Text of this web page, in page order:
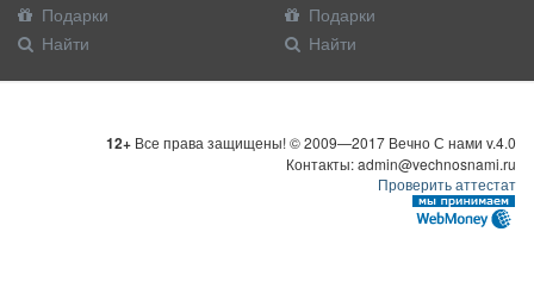
Подарки
Найти
Подарки
Найти
12+ Все права защищены! © 2009—2017 Вечно С нами v.4.0
Контакты: admin@vechnosnami.ru
Проверить аттестат